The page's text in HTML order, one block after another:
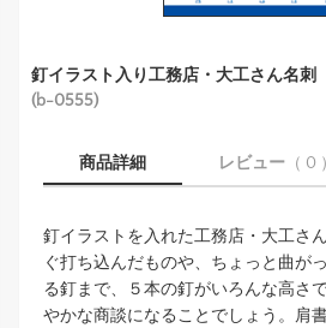
釘イラスト入り工務店・大工さん名刺
(b-0555)
商品詳細 レビュー （ 0 ）
釘イラストを入れた工務店・大工さ
ぐ打ち込んだものや、ちょっと曲が
る釘まで、５本の釘がいろんな高さ
やかな商談になることでしょう。肩